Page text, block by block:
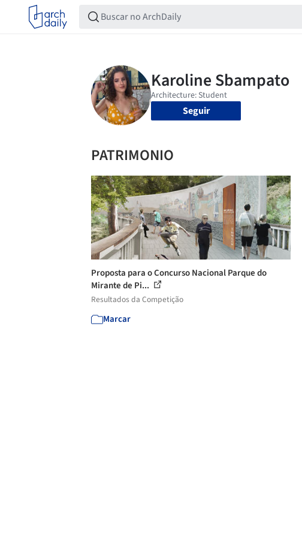
Seguir
PATRIMONIO
Proposta para o Concurso Nacional Parque do
Mirante de Pi...
Resultados da Competição
Marcar